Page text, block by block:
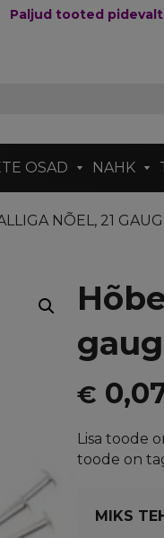
Paljud tooted
OSAD NAHK
NÕEL, 21
Algne
hind
oli:
€
€
price
is:
€
Lisa toode
toode on
MIKS